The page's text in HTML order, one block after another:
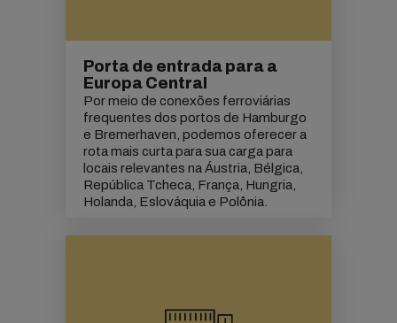
Porta de entrada para a
Europa Central
Por meio de conexões ferroviárias
frequentes dos portos de Hamburgo
e Bremerhaven, podemos oferecer a
rota mais curta para sua carga para
locais relevantes na Áustria, Bélgica,
República Tcheca, França, Hungria,
Holanda, Eslováquia e Polônia.